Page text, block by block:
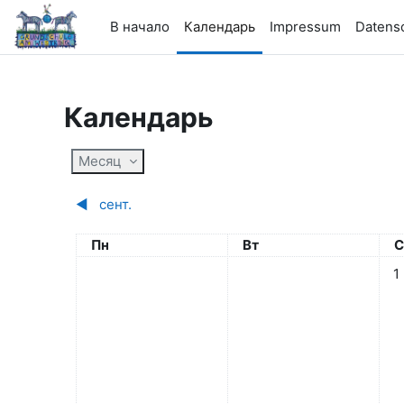
Перейти к основному содержанию
В начало
Календарь Impressum
Календарь
Месяц
◀︎ сент.
Понедельник
Пн Вторник
Вт
1